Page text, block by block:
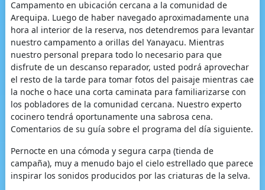
Campamento en ubicación cercana a la comunidad de
Arequipa. Luego de haber navegado aproximadamente una
hora al interior de la reserva, nos detendremos para levantar
nuestro campamento a orillas del Yanayacu. Mientras
nuestro personal prepara todo lo necesario para que
disfrute de un descanso reparador, usted podrá aprovechar
el resto de la tarde para tomar fotos del paisaje mientras cae
la noche o hace una corta caminata para familiarizarse con
los pobladores de la comunidad cercana. Nuestro experto
cocinero tendrá oportunamente una sabrosa cena.
Comentarios de su guía sobre el programa del día siguiente.
Pernocte en una cómoda y segura carpa (tienda de
campaña), muy a menudo bajo el cielo estrellado que parece
inspirar los sonidos producidos por las criaturas de la selva.